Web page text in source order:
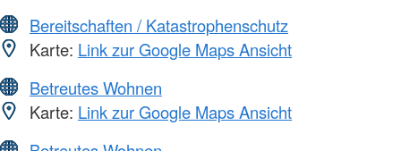
Bereitschaften / Katastrophenschutz
Karte: Link zur Google Maps Ansicht
Betreutes Wohnen
Karte: Link zur Google Maps Ansicht